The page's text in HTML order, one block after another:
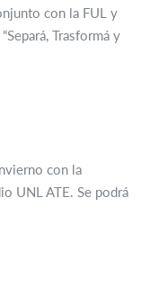
con la FUL y
Trasformá y
con la
UNL ATE. Se podrá